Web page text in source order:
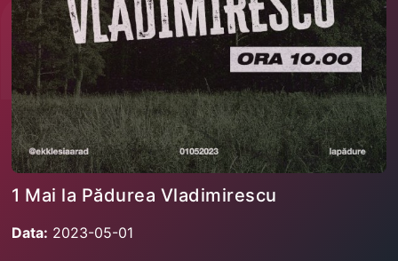
1 Mai la Pădurea Vladimirescu
Data: 2023-05-01